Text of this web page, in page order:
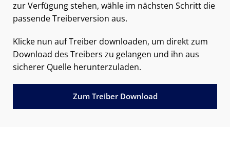
zur Verfügung stehen, wähle im nächsten Schritt die
passende Treiberversion aus.
Klicke nun auf Treiber downloaden, um direkt zum
Download des Treibers zu gelangen und ihn aus
sicherer Quelle herunterzuladen.
Zum Treiber Download